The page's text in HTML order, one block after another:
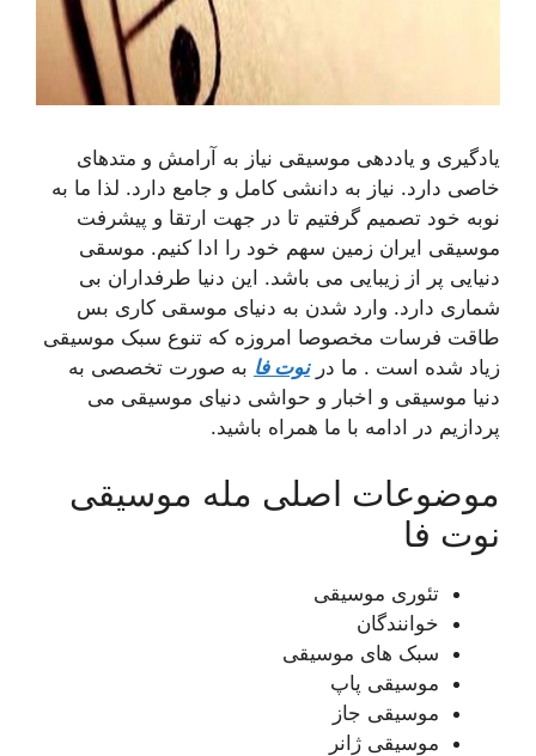
یادگیری و یاددهی موسیقی نیاز به آرامش و متدهای
خاصی دارد. نیاز به دانشی کامل و جامع دارد. لذا ما به
نوبه خود تصمیم گرفتیم تا در جهت ارتقا و پیشرفت
موسیقی ایران زمین سهم خود را ادا کنیم. موسقی
دنیایی پر از زیبایی می باشد. این دنیا طرفداران بی
شماری دارد. وارد شدن به دنیای موسقی کاری بس
طاقت فرسات مخصوصا امروزه که تنوع سبک موسیقی
زیاد شده است . ما درنوت فا به صورت تخصصی به
دنیا موسیقی و اخبار و حواشی دنیای موسیقی می
پردازیم در ادامه با ما همراه باشید.
موضوعات اصلی مله موسیقی
نوت فا
تئوری موسیقی
خوانندگان
سبک های موسیقی
موسیقی پاپ
موسیقی جاز
موسیقی ژانر